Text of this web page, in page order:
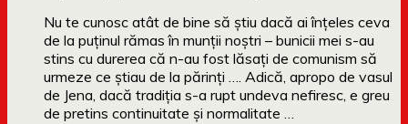
Nu te cunosc atât de bine să știu dacă ai înțeles ceva
de la puținul rămas în munții noștri – bunicii mei s-au
stins cu durerea că n-au fost lăsați de comunism să
urmeze ce știau de la părinți …. Adică, apropo de vasul
de Jena, dacă tradiția s-a rupt undeva nefiresc, e greu
de pretins continuitate și normalitate …